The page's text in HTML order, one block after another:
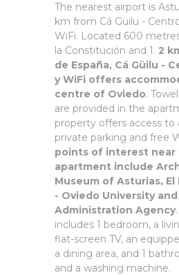
The nearest airport is
km from Cá Güilu -
WiFi. Located 600
la Constitución and 1. 2
de España, Cá Güilu -
y WiFi offers
centre of Oviedo.
are provided in the
property offers access to
private parking and free
points of interest near
apartment include
Museum of Asturias, El
- Oviedo University
Administration Agency
includes 1 bedroom, a
flat-screen TV, an
a dining area, and 1
and a washing machine.